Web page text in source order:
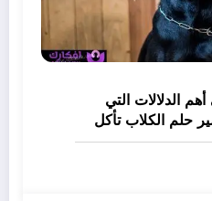
الدلالات التي
حلم الكلاب تأكل